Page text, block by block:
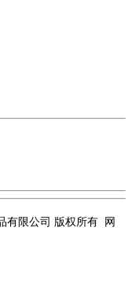
有限公司 版权所有 网